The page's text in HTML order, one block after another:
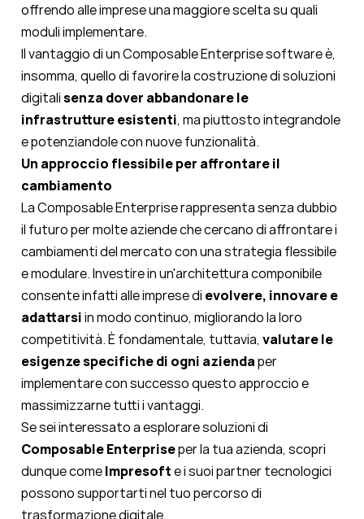
offrendo alle imprese una maggiore scelta su quali
moduli implementare.
Il vantaggio di unComposable Enterprise softwareè,
insomma, quello di favorire la costruzione di soluzioni
digitalisenza dover abbandonare le
infrastrutture esistenti, ma piuttosto integrandole
e potenziandole con nuove funzionalità.
Un approccio flessibile per affrontare il
cambiamento
LaComposable Enterpriserappresenta senza dubbio
il futuro per molte aziende che cercano di affrontare i
cambiamenti del mercato con una strategia flessibile
e modulare. Investire in un'architettura componibile
consente infatti alle imprese di evolvere, innovare e
adattarsiin modo continuo, migliorando la loro
competitività. È fondamentale, tuttavia, valutare le
esigenze specifiche di ogni aziendaper
implementare con successo questo approccio e
massimizzarne tutti i vantaggi.
Se sei interessato a esplorare soluzioni di
Composable Enterpriseper la tua azienda, scopri
dunque comeImpresofte i suoi partner tecnologici
possono supportarti nel tuo percorso di
trasformazione digitale.